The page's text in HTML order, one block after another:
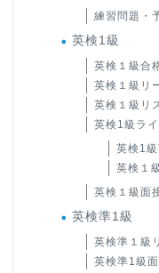
練習問題・
英検1級
英検１級合
英検１級リ
英検１級リ
英検1級ラ
英検1級
英検１
英検１級面
英検準1級
英検準１級
英検準1級